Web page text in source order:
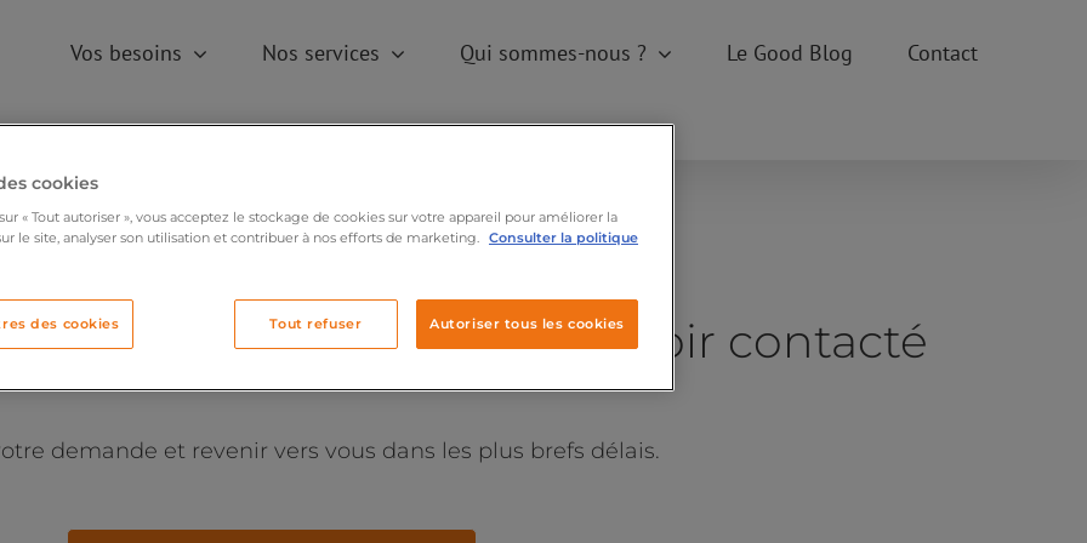
Vos besoins Nos services Qui sommes-nous ? Le Good Blog Contact
envoyé, merci de nous avoir contacté
demande et revenir vers vous dans les plus brefs délais.
cookies
« Tout autoriser », vous acceptez le stockage de cookies sur votre appareil pour améliorer la
le site, analyser son utilisation et contribuer à nos efforts de marketing. Consulter la politique
Tout refuser Autoriser tous les cookies
des cookies